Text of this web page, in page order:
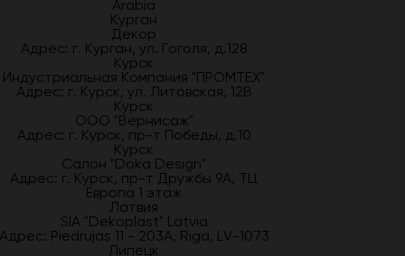
Arabia
Курган
Декор
Адрес: г. Курган, ул. Гоголя, д.128
Курск
Индустриальная Компания "ПРОМТЕХ"
Адрес: г. Курск, ул. Литовская, 12В
Курск
ООО "Вернисаж"
Адрес: г. Курск, пр-т Победы, д.10
Курск
Салон "Doka Design"
Адрес: г. Курск, пр-т Дружбы 9А, ТЦ
Европа 1 этаж
Латвия
SIA "Dekoplast" Latvia
Piedrujas 11 - 203A, Riga, LV-1073
Липецк